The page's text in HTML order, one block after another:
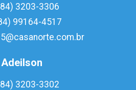
3203-3306
99164-4517
Adeilson
3203-3302